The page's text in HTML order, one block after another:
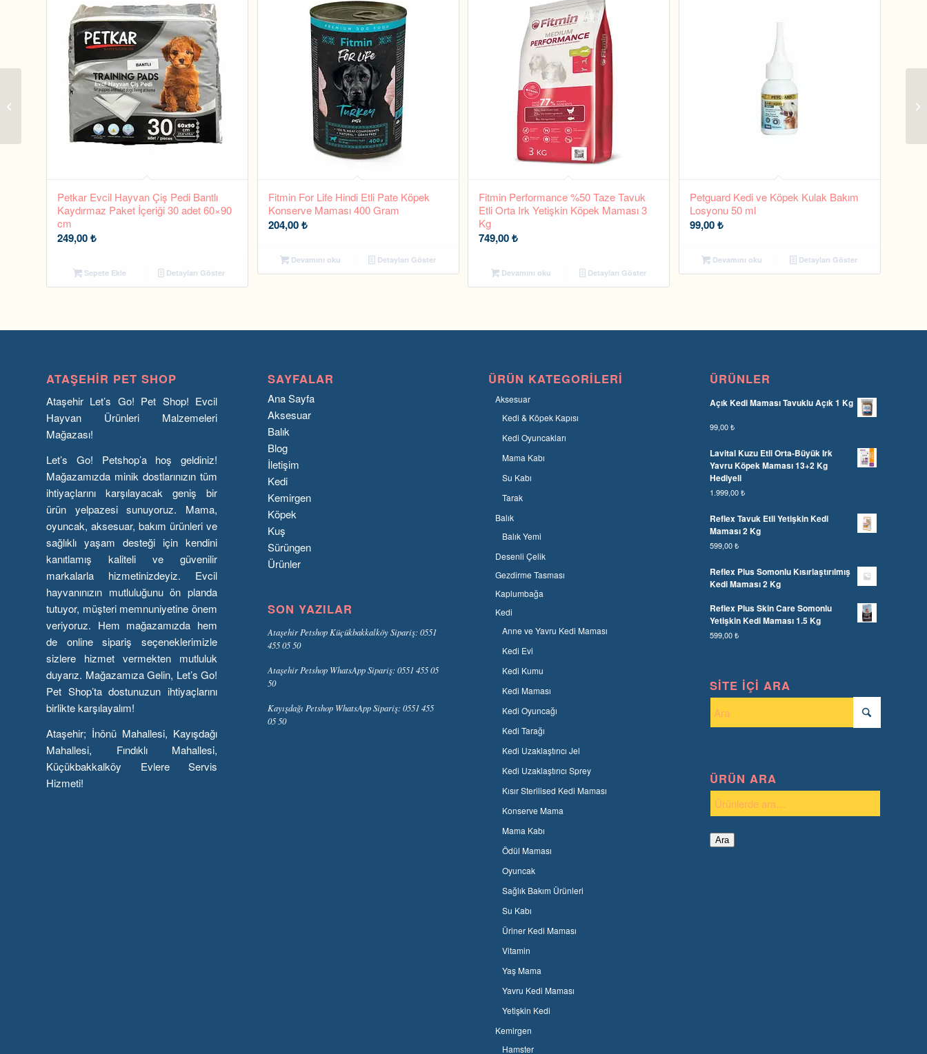
Petkar Evcil Hayvan Çiş Pedi Bantlı
Kaydırmaz Paket İçeriği 30 adet 60×90
cm
249,00₺
Sepete Ekle Detayları Göster
Fitmin For Life Hindi Etli Pate Köpek
Konserve Maması 400 Gram
204,00₺
Devamını oku Detayları Göster
Fitmin Performance %50 Taze Tavuk
Etli Orta Irk Yetişkin Köpek Maması 3
Kg
749,00₺
Devamını oku Detayları Göster
Petguard Kedi ve Köpek Kulak Bakım
Losyonu 50 ml
99,00₺
Devamını oku Detayları Göster
ATAŞEHIR PET SHOP
Ataşehir Let’s Go! Pet Shop! Evcil
Hayvan Ürünleri Malzemeleri
Mağazası!
Let’s Go! Petshop’a hoş geldiniz!
Mağazamızda minik dostlarınızın tüm
ihtiyaçlarını karşılayacak geniş bir
ürün yelpazesi sunuyoruz. Mama,
oyuncak, aksesuar, bakım ürünleri ve
sağlıklı yaşam desteği için kendini
kanıtlamış kaliteli ve güvenilir
markalarla hizmetinizdeyiz. Evcil
hayvanınızın mutluluğunu ön planda
tutuyor, müşteri memnuniyetine önem
veriyoruz. Hem mağazamızda hem
de online sipariş seçeneklerimizle
sizlere hizmet vermekten mutluluk
duyarız. Mağazamıza Gelin, Let’s Go!
Pet Shop’ta dostunuzun ihtiyaçlarını
birlikte karşılayalım!
Ataşehir; İnönü Mahallesi, Kayışdağı
Mahallesi, Fındıklı Mahallesi,
Küçükbakkalköy Evlere Servis
Hizmeti!
SAYFALAR
Ana Sayfa
Aksesuar
Balık
Blog
İletişim
Kedi
Kemirgen
Köpek
Kuş
Sürüngen
Ürünler
SON YAZILAR
Ataşehir Petshop Küçükbakkalköy Sipariş: 0551
455 05 50
Ataşehir Petshop WhatsApp Sipariş: 0551 455 05
50
Kayışdağı Petshop WhatsApp Sipariş: 0551 455
05 50
ÜRÜN KATEGORILERI
Aksesuar
Kedi & Köpek Kapısı
Kedi Oyuncakları
Mama Kabı
Su Kabı
Tarak
Balık
Balık Yemi
Desenli Çelik
Gezdirme Tasması
Kaplumbağa
Kedi
Anne ve Yavru Kedi Maması
Kedi Evi
Kedi Kumu
Kedi Maması
Kedi Oyuncağı
Kedi Tarağı
Kedi Uzaklaştırıcı Jel
Kedi Uzaklaştırıcı Sprey
Kısır Sterilised Kedi Maması
Konserve Mama
Mama Kabı
Ödül Maması
Oyuncak
Sağlık Bakım Ürünleri
Su Kabı
Üriner Kedi Maması
Vitamin
Yaş Mama
Yavru Kedi Maması
Yetişkin Kedi
Kemirgen
Hamster
ÜRÜNLER
Açık Kedi Maması Tavuklu Açık 1 Kg
99,00₺
Lavital Kuzu Etli Orta-Büyük Irk
Yavru Köpek Maması 13+2 Kg
Hediyeli
1.999,00₺
Reflex Tavuk Etli Yetişkin Kedi
Maması 2 Kg
599,00₺
Reflex Plus Somonlu Kısırlaştırılmış
Kedi Maması 2 Kg
Reflex Plus Skin Care Somonlu
Yetişkin Kedi Maması 1.5 Kg
599,00₺
SITE İÇI ARA
ÜRÜN ARA
Ara
Nylabone Tavuk
Aromalı Köpek Çiğneme